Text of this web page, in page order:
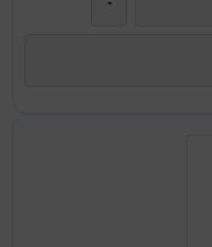
-